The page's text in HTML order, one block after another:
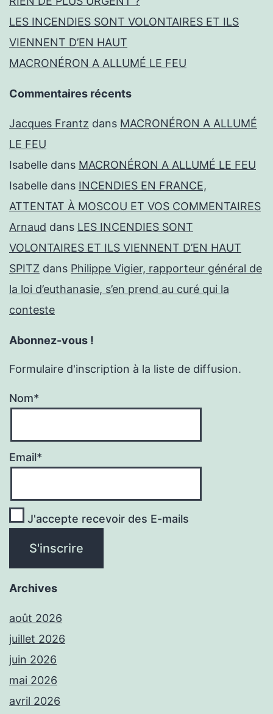
LES INCENDIES SONT VOLONTAIRES ET ILS
VIENNENT D’EN HAUT
MACRONÉRON A ALLUMÉ LE FEU
Commentaires récents
Jacques Frantz dans MACRONÉRON A ALLUMÉ
LE FEU
Isabelle dans MACRONÉRON A ALLUMÉ LE FEU
Isabelle dans INCENDIES EN FRANCE,
ATTENTAT À MOSCOU ET VOS COMMENTAIRES
Arnaud dans LES INCENDIES SONT
VOLONTAIRES ET ILS VIENNENT D’EN HAUT
SPITZ dans Philippe Vigier, rapporteur général de
la loi d’euthanasie, s’en prend au curé qui la
conteste
Abonnez-vous !
Formulaire d'inscription à la liste de diffusion.
Nom*
Email*
J'accepte recevoir des E-mails
Archives
août 2026
juillet 2026
juin 2026
mai 2026
avril 2026